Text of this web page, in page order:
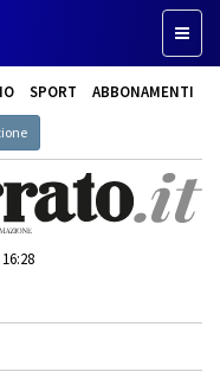
SPORT ABBONAMENTI